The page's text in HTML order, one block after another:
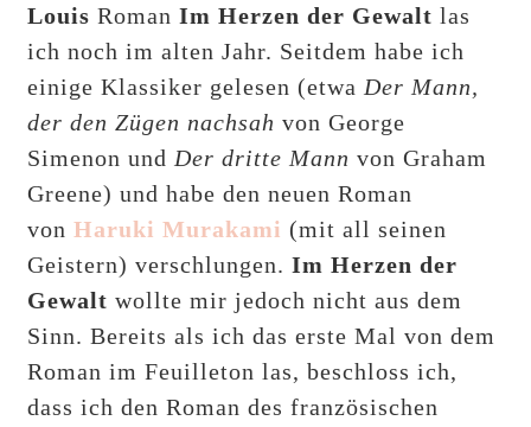
Louis Roman Im Herzen der Gewalt las
ich noch im alten Jahr. Seitdem habe ich
einige Klassiker gelesen (etwa Der Mann,
der den Zügen nachsah von George
Simenon und Der dritte Mann von Graham
Greene) und habe den neuen Roman
von Haruki Murakami (mit all seinen
Geistern) verschlungen. Im Herzen der
Gewalt wollte mir jedoch nicht aus dem
Sinn. Bereits als ich das erste Mal von dem
Roman im Feuilleton las, beschloss ich,
dass ich den Roman des französischen